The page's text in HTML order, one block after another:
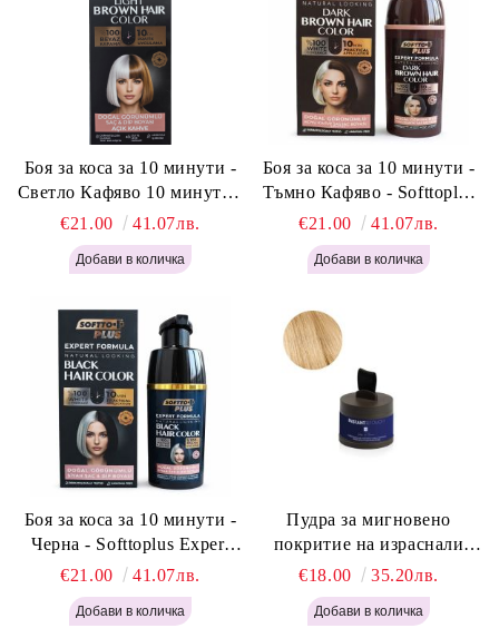
Боя за коса за 10 минути -
Светло Кафяво 10 минути -
Softtoplus Expert Woman
Light Brown 400мл
€21.00 41.07лв.
Боя за коса за 10 минути -
Тъмно Кафяво - Softtoplus
Expert Woman Dark Brown
400 мл
€21.00 41.07лв.
Боя за коса за 10 минути -
Черна - Softtoplus Expert
Woman Black 400мл
€21.00 41.07лв.
Пудра за мигновено
покритие на израснали
корени Светло Русо - Labor
Pro Instant Retouch Powder -
Light Blonde H646
€18.00 35.20лв.